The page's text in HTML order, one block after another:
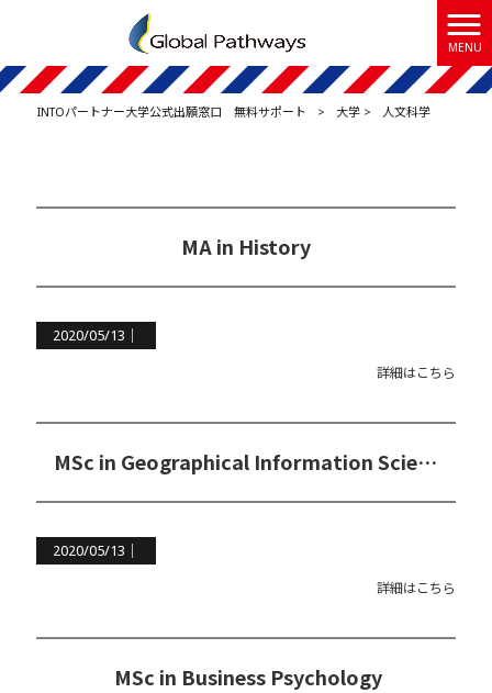
MENU
INTOパートナー大学公式出願窓口 無料サポート > 大学 > 人文科学
MA in History
2020/05/13｜
詳細はこちら
MSc in Geographical Information Science
2020/05/13｜
詳細はこちら
MSc in Business Psychology